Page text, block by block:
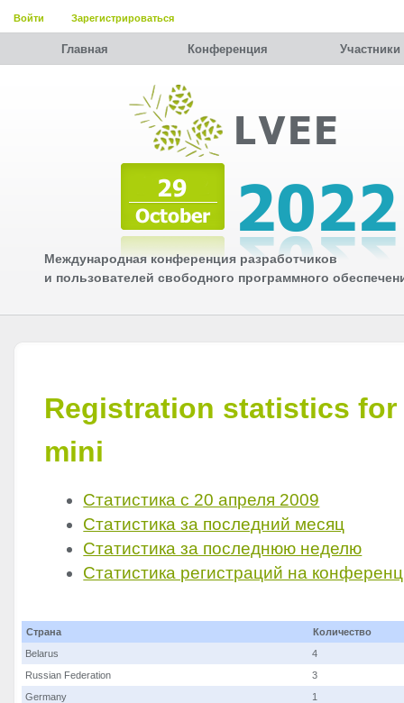
Войти Зарегистрироваться
Главная Конференция Участники
Международная конференция разработчиков
и пользователей свободного программного
Registration statistics for
mini
Статистика с 20 апреля 2009
Статистика за последний месяц
Статистика за последнюю неделю
Статистика регистраций на
Страна
Количество
Belarus
4
Russian Federation
3
Germany
1